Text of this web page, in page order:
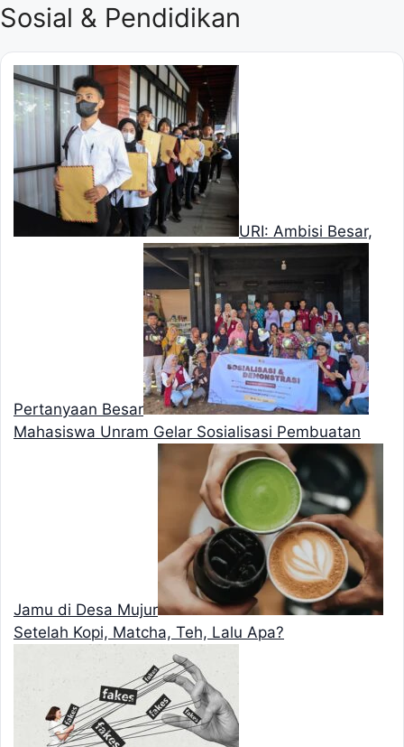
Sosial & Pendidikan
URI: Ambisi Besar,
Pertanyaan Besar
Mahasiswa Unram Gelar Sosialisasi Pembuatan
Jamu di Desa Mujur
Setelah Kopi, Matcha, Teh, Lalu Apa?